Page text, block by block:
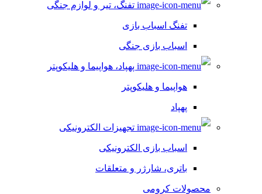
تفنگ، تیر و لوازم جنگی
تفنگ اسباب بازی
اسباب بازی جنگی
پهپاد، هواپیما و هلیکوپتر
هواپیما و هلیکوپتر
پهپاد
تجهیزات الکترونیکی
اسباب بازی الکترونیکی
باتری، شارژر و متعلقات
محصولات کرومی